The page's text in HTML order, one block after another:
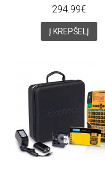
294.99€
Į KREPŠELĮ